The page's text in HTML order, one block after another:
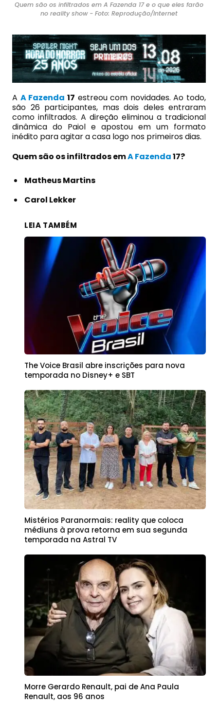
Quem são os infiltrados em A Fazenda 17 e o que eles farão
no reality show - Foto: Reprodução/Internet
A A Fazenda 17 estreou com novidades. Ao todo,
são 26 participantes, mas dois deles entraram
como infiltrados. A direção eliminou a tradicional
dinâmica do Paiol e apostou em um formato
inédito para agitar a casa logo nos primeiros dias.
Quem são os infiltrados emA Fazenda17?
Matheus Martins
Carol Lekker
LEIA TAMBÉM
The Voice Brasil abre inscrições para nova
temporada no Disney+ e SBT
Mistérios Paranormais: reality que coloca
médiuns à prova retorna em sua segunda
temporada na Astral TV
Morre Gerardo Renault, pai de Ana Paula
Renault, aos 96 anos